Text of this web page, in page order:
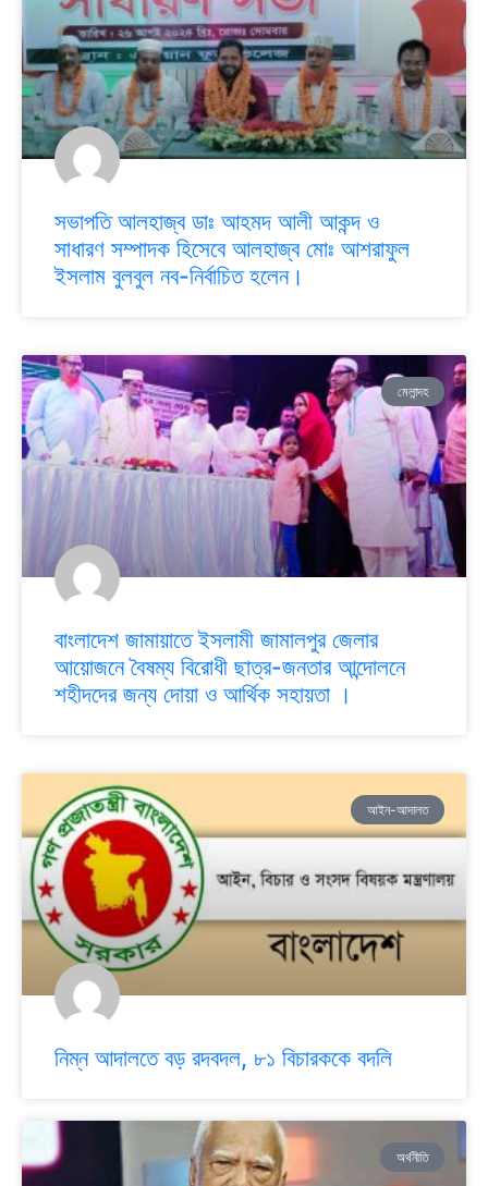
সভাপতি আলহাজ্ব ডাঃ আহমদ আলী আকন্দ ও
সাধারণ সম্পাদক হিসেবে আলহাজ্ব মোঃ আশরাফুল
ইসলাম বুলবুল নব-নির্বাচিত হলেন।
মেলান্দহ
বাংলাদেশ জামায়াতে ইসলামী জামালপুর জেলার
আয়োজনে বৈষম্য বিরোধী ছাত্র-জনতার আন্দোলনে
শহীদদের জন্য দোয়া ও আর্থিক সহায়তা ।
আইন-আদালত
নিম্ন আদালতে বড় রদবদল, ৮১ বিচারককে বদলি
অর্থনীতি